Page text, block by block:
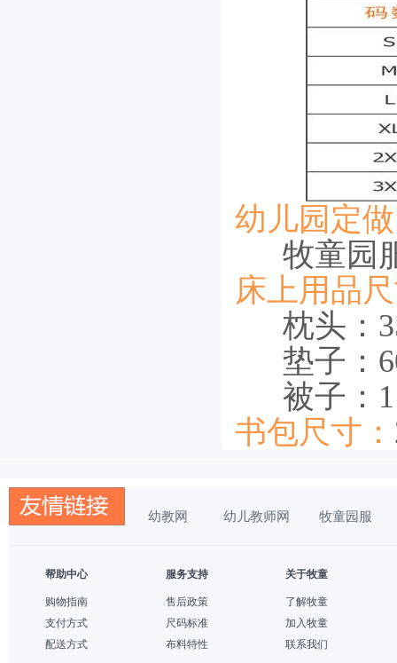
幼儿园定
牧童园
床上用品
枕头：
垫子：
被子：
书包尺寸：
幼教网 幼儿教师网 牧童园服
帮助中心
购物指南
支付方式
配送方式
服务支持
售后政策
尺码标准
布料特性
关于牧童
了解牧童
加入牧童
联系我们